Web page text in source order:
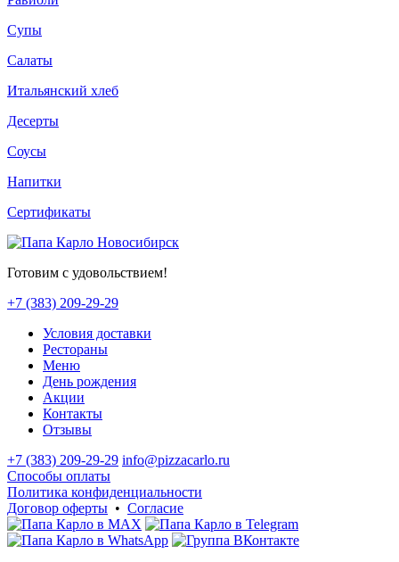
Супы
Салаты
Итальянский хлеб
Десерты
Соусы
Напитки
Сертификаты
Готовим с удовольствием!
+7 (383) 209-29-29
Условия доставки
Рестораны
Меню
День рождения
Акции
Контакты
Отзывы
+7 (383) 209-29-29 info@pizzacarlo.ru
Способы оплаты
Политика конфиденциальности
Договор оферты • Согласие